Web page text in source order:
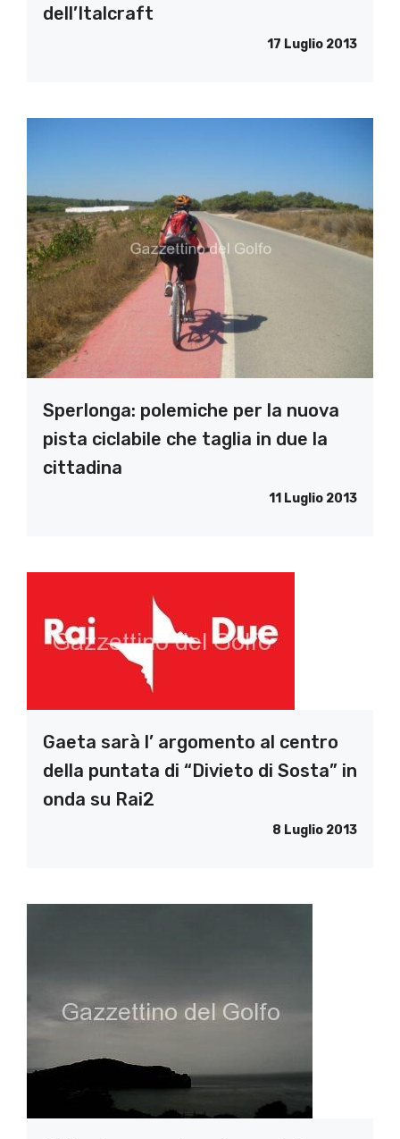
dell’Italcraft
17 Luglio 2013
Sperlonga: polemiche per la nuova
pista ciclabile che taglia in due la
cittadina
11 Luglio 2013
Gaeta sarà l’ argomento al centro
della puntata di “Divieto di Sosta” in
onda su Rai2
8 Luglio 2013